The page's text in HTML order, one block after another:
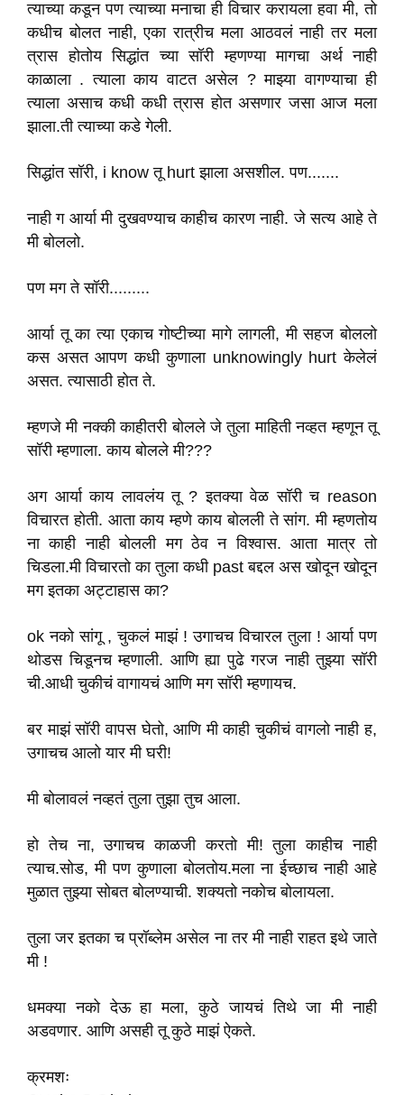
त्याच्या कडून पण त्याच्या मनाचा ही विचार करायला हवा मी, तो
कधीच बोलत नाही, एका रात्रीच मला आठवलं नाही तर मला
त्रास होतोय सिद्धांत च्या सॉरी म्हणण्या मागचा अर्थ नाही
काळाला . त्याला काय वाटत असेल ? माझ्या वागण्याचा ही
त्याला असाच कधी कधी त्रास होत असणार जसा आज मला
झाला.ती त्याच्या कडे गेली.
सिद्धांत सॉरी, i know तू hurt झाला असशील. पण.......
नाही ग आर्या मी दुखवण्याच काहीच कारण नाही. जे सत्य आहे ते
मी बोललो.
पण मग ते सॉरी.........
आर्या तू का त्या एकाच गोष्टीच्या मागे लागली, मी सहज बोललो
कस असत आपण कधी कुणाला unknowingly hurt केलेलं
असत. त्यासाठी होत ते.
म्हणजे मी नक्की काहीतरी बोलले जे तुला माहिती नव्हत म्हणून तू
सॉरी म्हणाला. काय बोलले मी???
अग आर्या काय लावलंय तू ? इतक्या वेळ सॉरी च reason
विचारत होती. आता काय म्हणे काय बोलली ते सांग. मी म्हणतोय
ना काही नाही बोलली मग ठेव न विश्वास. आता मात्र तो
चिडला.मी विचारतो का तुला कधी past बद्दल अस खोदून खोदून
मग इतका अट्टाहास का?
ok नको सांगू , चुकलं माझं ! उगाचच विचारल तुला ! आर्या पण
थोडस चिडूनच म्हणाली. आणि ह्या पुढे गरज नाही तुझ्या सॉरी
ची.आधी चुकीचं वागायचं आणि मग सॉरी म्हणायच.
बर माझं सॉरी वापस घेतो, आणि मी काही चुकीचं वागलो नाही ह,
उगाचच आलो यार मी घरी!
मी बोलावलं नव्हतं तुला तुझा तुच आला.
हो तेच ना, उगाचच काळजी करतो मी! तुला काहीच नाही
त्याच.सोड, मी पण कुणाला बोलतोय.मला ना ईच्छाच नाही आहे
मुळात तुझ्या सोबत बोलण्याची. शक्यतो नकोच बोलायला.
तुला जर इतका च प्रॉब्लेम असेल ना तर मी नाही राहत इथे जाते
मी !
धमक्या नको देऊ हा मला, कुठे जायचं तिथे जा मी नाही
अडवणार. आणि असही तू कुठे माझं ऐकते.
क्रमशः